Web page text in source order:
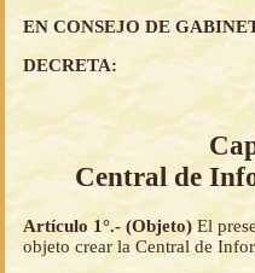
EN CONSEJO DE
DECRETA:
Central de
Artículo 1°.- (Objeto) El
objeto crear la Central de